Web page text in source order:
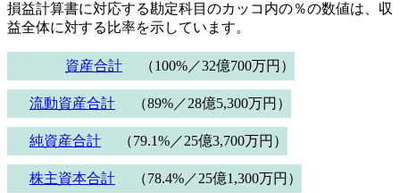
損益計算書に対応する勘定科目のカッコ内の％の数値は、収
益全体に対する比率を示しています。
資産合計 （100%／32億700万円）
流動資産合計 （89%／28億5,300万円）
純資産合計 （79.1%／25億3,700万円）
株主資本合計 （78.4%／25億1,300万円）